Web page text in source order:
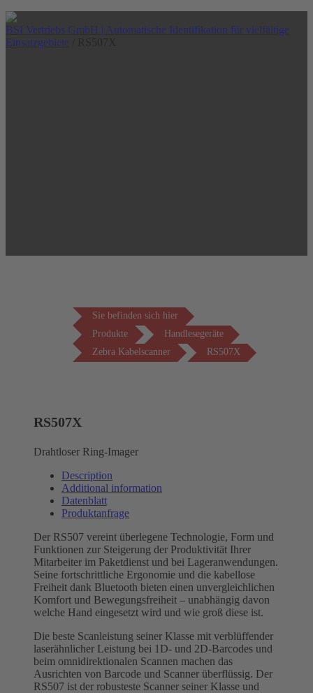
BSI Vertriebs GmbH | Automatische Identifikation für vielfältige
Einsatzgebiete
Sie befinden sich hier
Produkte
Handlesegeräte
Zebra Kabelscanner
RS507X
RS507X
Drahtloser Ring-Imager
Description
Additional information
Datenblatt
Produktanfrage
Der RS507 vereint überlegene Technologie, Form und
Funktionen zur Steigerung der Produktivität Ihrer
Mitarbeiter im Paketdienst und bei Lageranwendungen.
Seine fortschrittliche Ergonomie und die kabellose
Freiheit dank Bluetooth bieten einen unvergleichlichen
Komfort und Bewegungsfreiheit – unabhängig davon
welche Hand eingesetzt wird und wie groß diese ist.
Die beste Scanleistung seiner Klasse mit verblüffender
laserähnlicher Leistung bei 1D- und 2D-Barcodes und
beim omnidirektionalen Scannen machen das
Ausrichten von Barcode und Scanner überflüssig. Der
RS507 ist der robusteste Scanner seiner Klasse und